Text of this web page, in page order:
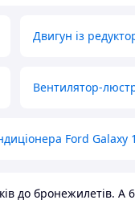
Двигун із
Вентилятор-
Ford Galaxy
бронежилетів. А